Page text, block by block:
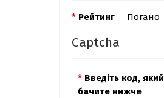
Рейтинг Погано
Captcha
Введіть код, який
бачите нижче